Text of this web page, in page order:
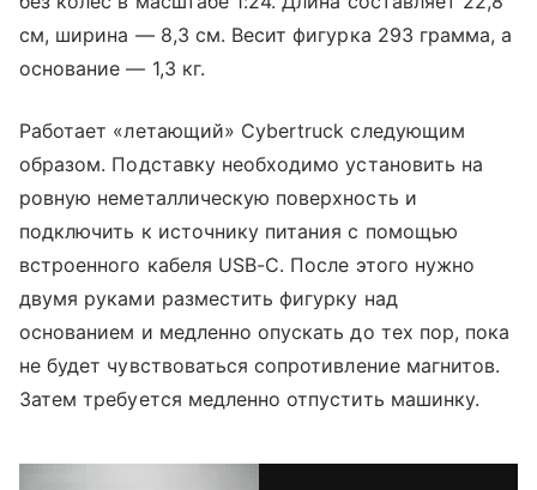
см, ширина — 8,3 см. Весит фигурка 293 грамма, а
основание — 1,3 кг.
Работает «летающий» Cybertruck следующим
образом. Подставку необходимо установить на
ровную неметаллическую поверхность и
подключить к источнику питания с помощью
встроенного кабеля USB-C. После этого нужно
двумя руками разместить фигурку над
основанием и медленно опускать до тех пор, пока
не будет чувствоваться сопротивление магнитов.
Затем требуется медленно отпустить машинку.